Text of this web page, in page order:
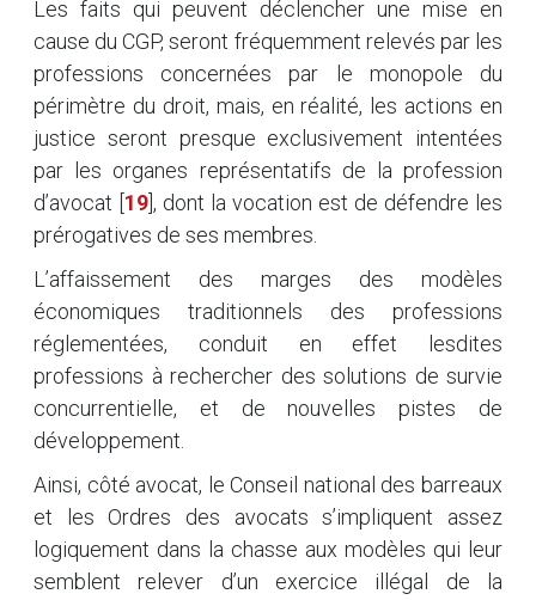
Les faits qui peuvent déclencher une mise en
cause du CGP, seront fréquemment relevés par les
professions concernées par le monopole du
périmètre du droit, mais, en réalité, les actions en
justice seront presque exclusivement intentées
par les organes représentatifs de la profession
d’avocat 19, dont la vocation est de défendre les
prérogatives de ses membres.
L’affaissement des marges des modèles
économiques traditionnels des professions
réglementées, conduit en effet lesdites
professions à rechercher des solutions de survie
concurrentielle, et de nouvelles pistes de
développement.
Ainsi, côté avocat, le Conseil national des barreaux
et les Ordres des avocats s’impliquent assez
logiquement dans la chasse aux modèles qui leur
semblent relever d’un exercice illégal de la